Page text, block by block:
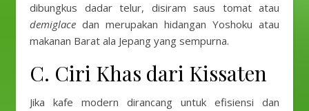
dibungkus dadar telur, disiram saus tomat atau
demiglace dan merupakan hidangan Yoshoku atau
makanan Barat ala Jepang yang sempurna.
C. Ciri Khas dari Kissaten
Jika kafe modern dirancang untuk efisiensi dan